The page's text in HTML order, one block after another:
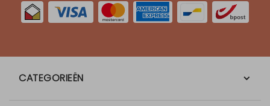
CATEGORIEËN